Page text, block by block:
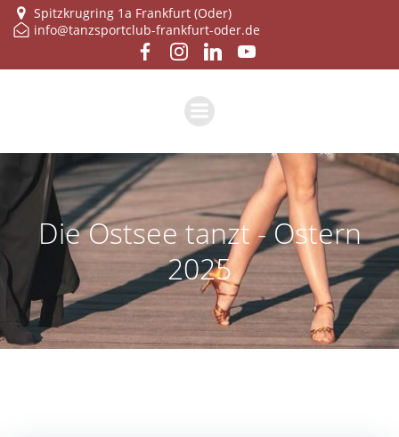
Zum
Inhalt
springen
Spitzkrugring 1a Frankfurt (Oder)
info@tanzsportclub-frankfurt-oder.de
Die Ostsee tanzt - Ostern
2025